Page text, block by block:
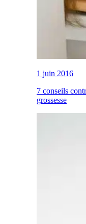
1 juin 2016
7 conseils
grossesse